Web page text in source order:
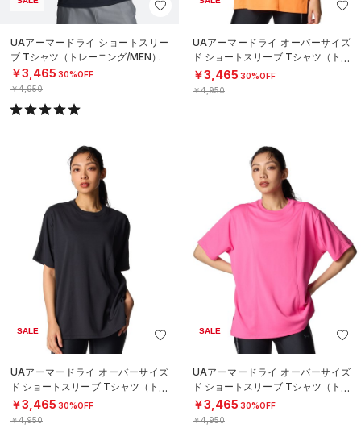
UAアーマードライ ショートスリー
ブ Tシャツ（トレーニング/MEN）
￥3,465 30%OFF
￥4,950
UAアーマードライ オーバーサイズ
ド ショートスリーブ Tシャツ（トレ
ーニング/WOMEN）
￥3,465 30%OFF
￥4,950
SALE
UAアーマードライ オーバーサイズ
ド ショートスリーブ Tシャツ（トレ
ーニング/WOMEN）
￥3,465 30%OFF
￥4,950
SALE
UAアーマードライ オーバーサイズ
ド ショートスリーブ Tシャツ（トレ
ーニング/WOMEN）
￥3,465 30%OFF
￥4,950